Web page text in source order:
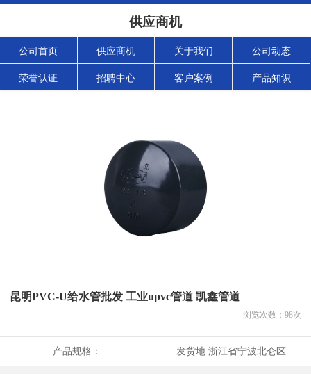
供应商机
公司首页 供应商机 关于我们 公司动态
荣誉认证 招聘中心 客户案例 产品知识
昆明PVC-U给水管批发 工业upvc管道 凯鑫管道
浏览次数： 98次
产品规格： 发货地:浙江省宁波北仑区